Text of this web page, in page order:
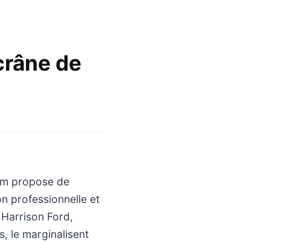
de
propose de
professionnelle et
Ford,
le marginalisent